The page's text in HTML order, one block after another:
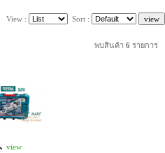
View : Sort :
พบสินค้า 6 รายการ
view